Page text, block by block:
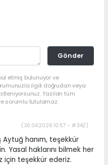
Gönder
etmiş bulunuyor ve
ilgili doğrudan veya
Yazılan tüm
sorumlu tutulamaz.
(30.04.2026 10:57 - #342)
Aytuğ hanım, teşekkür
Yasal haklarını bilmek her
için teşekkür ederiz.